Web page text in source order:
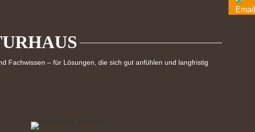
Fachwissen – für Lösungen, die sich gut anfühlen und langfristig